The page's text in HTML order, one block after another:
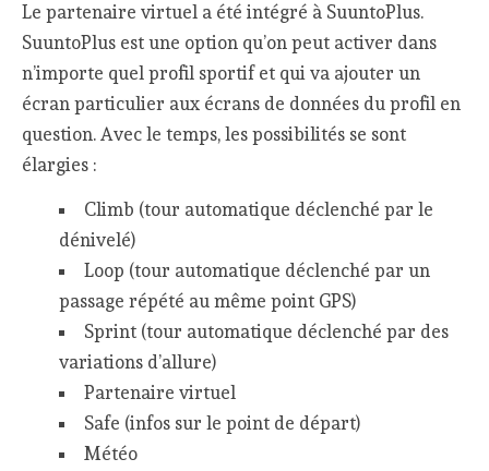
Le partenaire virtuel a été intégré à SuuntoPlus.
SuuntoPlus est une option qu’on peut activer dans
n’importe quel profil sportif et qui va ajouter un
écran particulier aux écrans de données du profil en
question. Avec le temps, les possibilités se sont
élargies :
Climb (tour automatique déclenché par le
dénivelé)
Loop (tour automatique déclenché par un
passage répété au même point GPS)
Sprint (tour automatique déclenché par des
variations d’allure)
Partenaire virtuel
Safe (infos sur le point de départ)
Météo